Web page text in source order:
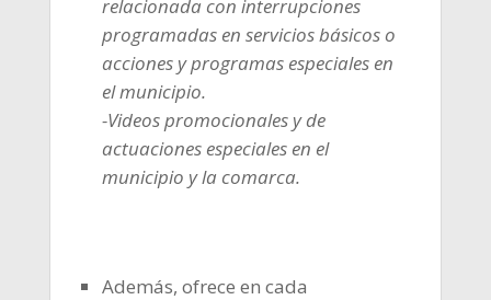
relacionada con interrupciones
programadas en servicios básicos o
acciones y programas especiales en
el municipio.
-Videos promocionales y de
actuaciones especiales en el
municipio y la comarca.
Además, ofrece en cada